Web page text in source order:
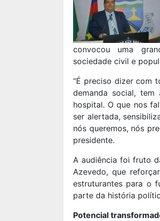
convocou uma
sociedade civil e
“É preciso dizer com
demanda social,
hospital. O que nos
ser alertada,
nós queremos, nós
presidente.
A audiência foi fruto
Azevedo, que
estruturantes para o
parte da história
Potencial